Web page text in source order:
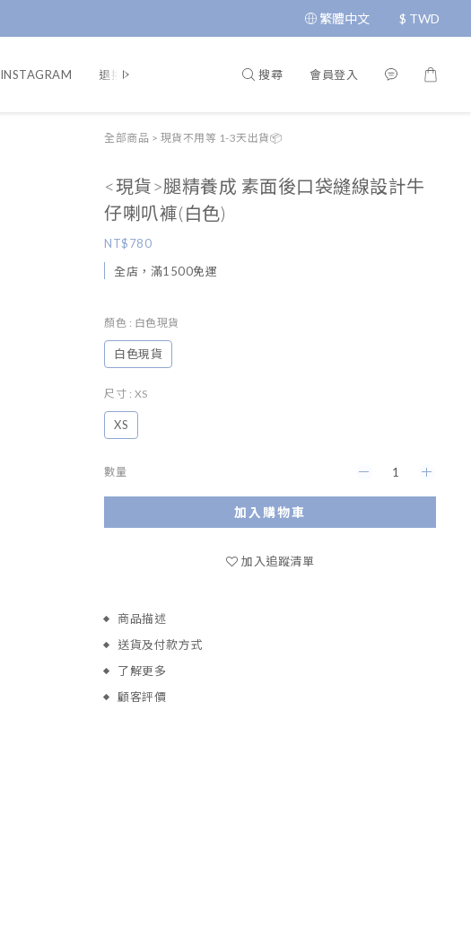
繁體中文 $ TWD
INSTAGRAM 退換貨政策 條款與細則 隱私政策
搜尋 會員登入
全部商品 > 現貨不用等 1-3天出貨📦
<現貨>腿精養成 素面後口袋縫線設計牛
仔喇叭褲(白色)
NT$780
全店，滿1500免運
顏色 : 白色現貨
白色現貨
尺寸 : XS
XS
數量
加入購物車
加入追蹤清單
商品描述
送貨及付款方式
了解更多
顧客評價